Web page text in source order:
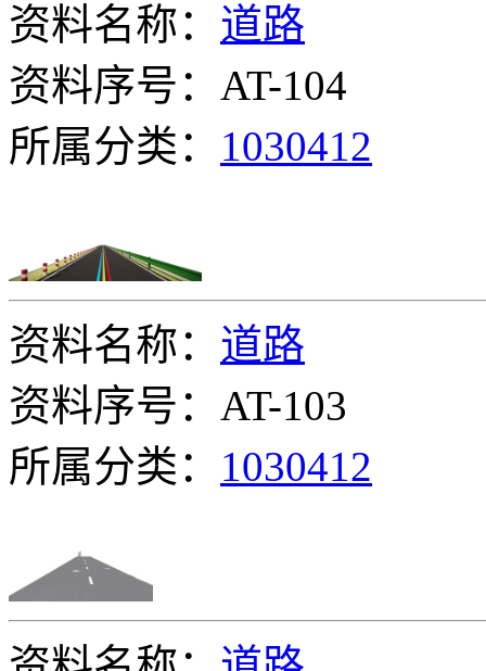
资料名称： 道路
资料序号：AT-104
所属分类： 1030412
资料名称： 道路
资料序号：AT-103
所属分类： 1030412